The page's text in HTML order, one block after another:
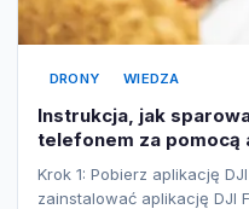
DRONY WIEDZA
Instrukcja, jak
telefonem za pomocą
Krok 1: Pobierz aplikację
zainstalować aplikację DJI